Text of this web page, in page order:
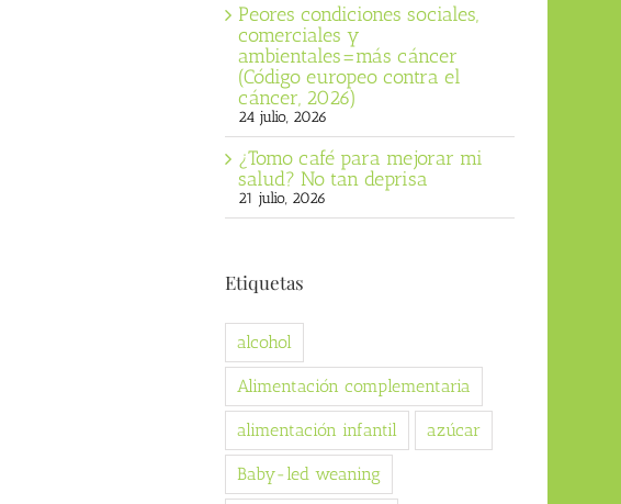
Peores condiciones sociales,
comerciales y
ambientales=más cáncer
(Código europeo contra el
cáncer, 2026)
24 julio, 2026
¿Tomo café para mejorar mi
salud? No tan deprisa
21 julio, 2026
Etiquetas
alcohol
Alimentación complementaria
alimentación infantil azúcar
Baby-led weaning